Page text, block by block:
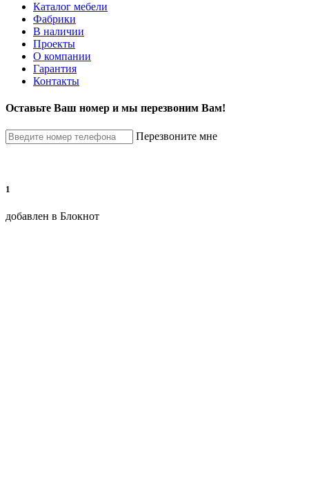
Каталог мебели
Фабрики
В наличии
Проекты
О компании
Гарантия
Контакты
Оставьте Ваш номер и мы перезвоним Вам!
Перезвоните мне
1
добавлен в Блокнот